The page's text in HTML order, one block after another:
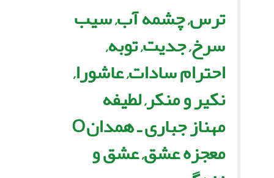
ترس, چشمه آب, سیب
سرخ, جدیت, توبه,
احترام سادات, عاشورا,
نکیر و منکر, لطیفه
مهناز جبارى ـ همدانO
معجزه عشق, عشق و